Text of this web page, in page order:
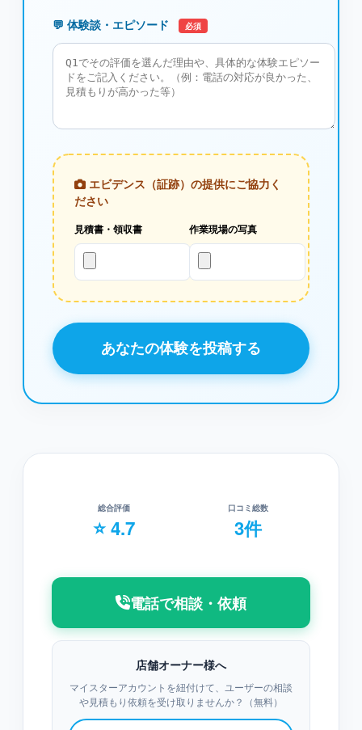
💬 体験談・エピソード 必須
エビデンス（証跡）の提供にご協力く
ださい
見積書・領収書 作業現場の写真
あなたの体験を投稿する
総合評価
⭐ 4.7
口コミ総数
3件
電話で相談・依頼
店舗オーナー様へ
マイスターアカウントを紐付けて、ユーザーの相談
や見積もり依頼を受け取りませんか？（無料）